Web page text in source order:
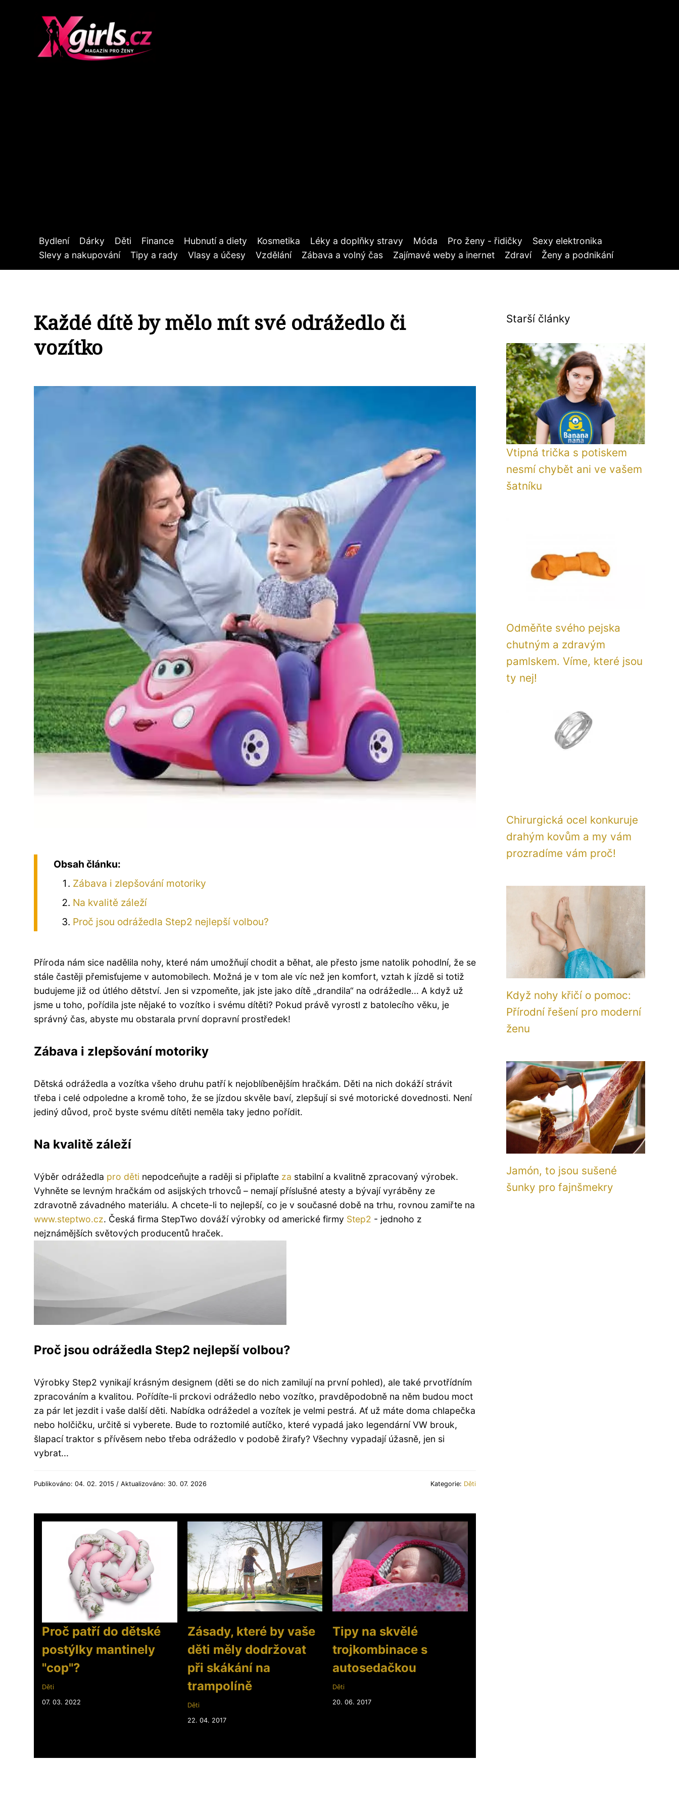
Bydlení Dárky Děti Finance Hubnutí a diety Kosmetika Léky a doplňky stravy Móda Pro ženy - řidičky
Sexy elektronika
Slevy a nakupování
Tipy a rady Vlasy a účesy Vzdělání Zábava a volný čas Zajímavé weby a inernet Zdraví Ženy a podnikání
Každé dítě by mělo mít své odrážedlo či
vozítko
Obsah článku:
Zábava i zlepšování motoriky
Na kvalitě záleží
Proč jsou odrážedla Step2 nejlepší volbou?
Příroda nám sice nadělila nohy, které nám umožňují chodit a běhat, ale přesto jsme natolik pohodlní, že se
stále častěji přemisťujeme v automobilech. Možná je v tom ale víc než jen komfort, vztah k jízdě si totiž
budujeme již od útlého dětství. Jen si vzpomeňte, jak jste jako dítě „drandila“ na odrážedle... A když už
jsme u toho, pořídila jste nějaké to vozítko i svému dítěti? Pokud právě vyrostl z batolecího věku, je
správný čas, abyste mu obstarala první dopravní prostředek!
Zábava i zlepšování motoriky
Dětská odrážedla a vozítka všeho druhu patří k nejoblíbenějším hračkám. Děti na nich dokáží strávit
třeba i celé odpoledne a kromě toho, že se jízdou skvěle baví, zlepšují si své motorické dovednosti. Není
jediný důvod, proč byste svému dítěti neměla taky jedno pořídit.
Na kvalitě záleží
Výběr odrážedla pro děti nepodceňujte a raději si připlaťte za stabilní a kvalitně zpracovaný výrobek.
Vyhněte se levným hračkám od asijských trhovců – nemají příslušné atesty a bývají vyráběny ze
zdravotně závadného materiálu. A chcete-li to nejlepší, co je v současné době na trhu, rovnou zamiřte na
www.steptwo.cz. Česká firma StepTwo dováží výrobky od americké firmy Step2 - jednoho z
nejznámějších světových producentů hraček.
Proč jsou odrážedla Step2 nejlepší volbou?
Výrobky Step2 vynikají krásným designem (děti se do nich zamilují na první pohled), ale také prvotřídním
zpracováním a kvalitou. Pořídíte-li prckovi odrážedlo nebo vozítko, pravděpodobně na něm budou moct
za pár let jezdit i vaše další děti. Nabídka odrážedel a vozítek je velmi pestrá. Ať už máte doma chlapečka
nebo holčičku, určitě si vyberete. Bude to roztomilé autíčko, které vypadá jako legendární VW brouk,
šlapací traktor s přívěsem nebo třeba odrážedlo v podobě žirafy? Všechny vypadají úžasně, jen si
vybrat...
Publikováno: 04. 02. 2015 / Aktualizováno: 30. 07. 2026 Kategorie: Děti
Proč patří do dětské
postýlky mantinely
"cop"?
Děti
07. 03. 2022
Zásady, které by vaše
děti měly dodržovat
při skákání na
trampolíně
Děti
22. 04. 2017
Tipy na skvělé
trojkombinace s
autosedačkou
Děti
20. 06. 2017
Starší články
Vtipná trička s potiskem
nesmí chybět ani ve vašem
šatníku
Odměňte svého pejska
chutným a zdravým
pamlskem. Víme, které jsou
ty nej!
Chirurgická ocel konkuruje
drahým kovům a my vám
prozradíme vám proč!
Když nohy křičí o pomoc:
Přírodní řešení pro moderní
ženu
Jamón, to jsou sušené
šunky pro fajnšmekry